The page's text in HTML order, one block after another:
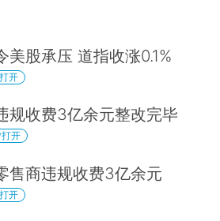
美股承压 道指收涨0.1%
开
规收费3亿余元整改完毕
开
售商违规收费3亿余元
开